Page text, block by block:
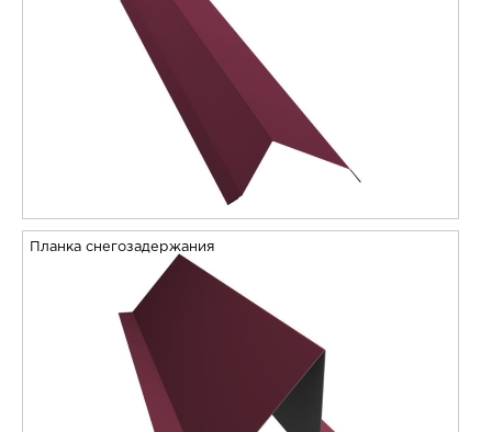
Планка снегозадержания